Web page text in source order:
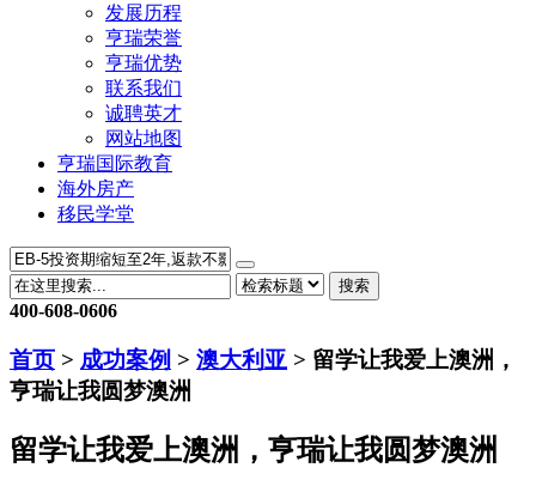
发展历程
亨瑞荣誉
亨瑞优势
联系我们
诚聘英才
网站地图
亨瑞国际教育
海外房产
移民学堂
搜索
400-608-0606
首页 > 成功案例 > 澳大利亚 > 留学让我爱上澳洲，
亨瑞让我圆梦澳洲
留学让我爱上澳洲，亨瑞让我圆梦澳洲